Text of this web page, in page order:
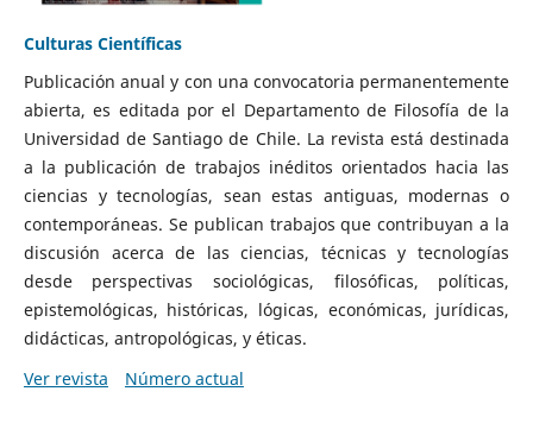
Culturas Científicas
Publicación anual y con una convocatoria permanentemente
abierta, es editada por el Departamento de Filosofía de la
Universidad de Santiago de Chile. La revista está destinada
a la publicación de trabajos inéditos orientados hacia las
ciencias y tecnologías, sean estas antiguas, modernas o
contemporáneas. Se publican trabajos que contribuyan a la
discusión acerca de las ciencias, técnicas y tecnologías
desde perspectivas sociológicas, filosóficas, políticas,
epistemológicas, históricas, lógicas, económicas, jurídicas,
didácticas, antropológicas, y éticas.
Ver revista
Número actual